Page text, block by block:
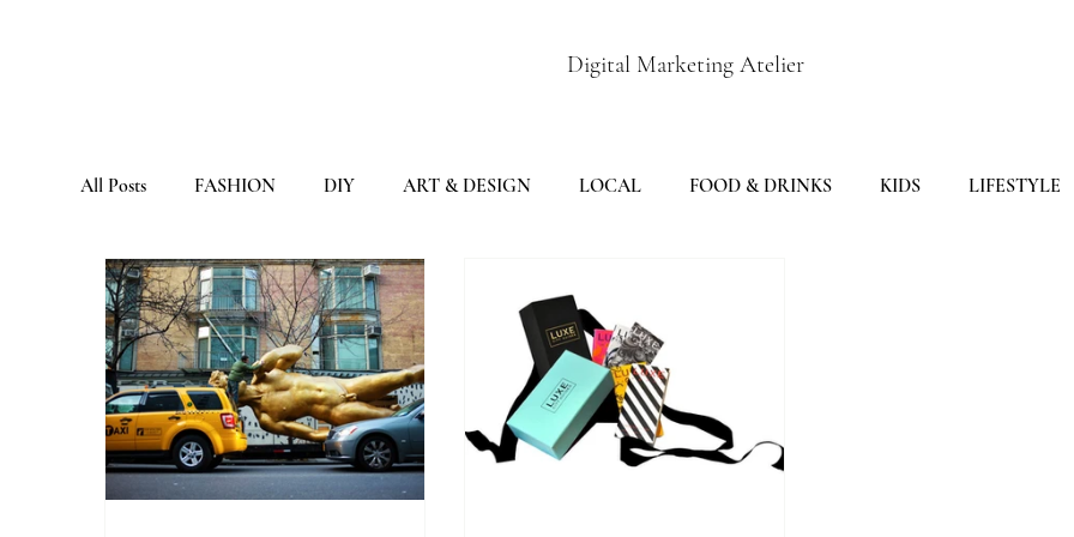
Digital Marketing Atelier
All Posts FASHION DIY ART & DESIGN LOCAL FOOD & DRINKS KIDS LIFESTYLE